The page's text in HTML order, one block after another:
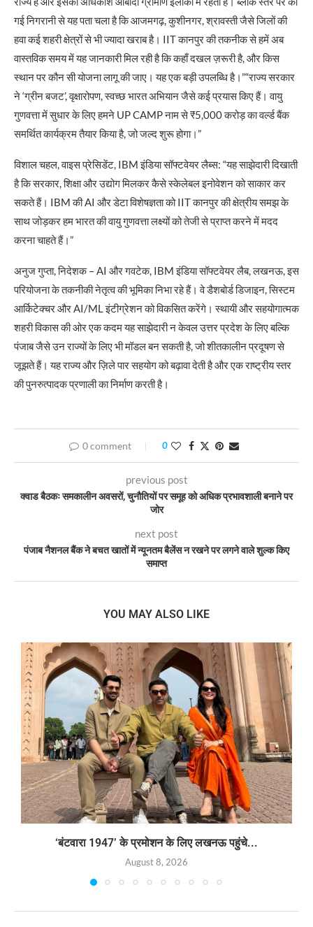
गई निगरानी से यह पता चला है कि आजमगढ़, कुशीनगर, श्रावस्ती जैसे जिलों की
हवा कई शहरी क्षेत्रों से भी ज्यादा खराब है। IIT कानपुर की तकनीक से हमें अब
वास्तविक समय में यह जानकारी मिल रही है कि कहाँ दखल ज़रूरी है, और किस
स्थान पर कौन सी योजना लागू की जाए। यह एक बड़ी उपलब्धि है।”“राज्य सरकार
ने ‘ग्रीन बजट’, वृक्षारोपण, स्वच्छ भारत अभियान जैसे कई प्रयास किए हैं। वायु
गुणवत्ता में सुधार के लिए हमने UP CAMP नाम से ₹5,000 करोड़ का वर्ल्ड बैंक
समर्थित कार्यक्रम तैयार किया है, जो जल्द शुरू होगा।”
विशाल चहल, वाइस प्रेसिडेंट, IBM इंडिया सॉफ्टवेयर लैब्स: “यह साझेदारी दिखाती
है कि सरकार, शिक्षा और उद्योग मिलकर कैसे स्केलेबल इनोवेशन को साकार कर
सकते हैं। IBM की AI और डेटा विशेषज्ञता को IIT कानपुर की क्षेत्रीय समझ के
साथ जोड़कर हम भारत की वायु गुणवत्ता लक्ष्यों को तेजी से प्राप्त करने में मदद
करना चाहते हैं।”
अनुज गुप्ता, निदेशक – AI और गवटेक, IBM इंडिया सॉफ्टवेयर लैब, लखनऊ, इस
परियोजना के तकनीकी नेतृत्व की भूमिका निभा रहे हैं। वे डैशबोर्ड डिजाइन, सिस्टम
आर्किटेक्चर और AI/ML इंटीग्रेशन को विकसित करेंगे। स्थायी और सहयोगात्मक
शहरी विकास की ओर एक कदम यह साझेदारी न केवल उत्तर प्रदेश के लिए बल्कि
पंजाब जैसे उन राज्यों के लिए भी मॉडल बन सकती है, जो शीतकालीन प्रदूषण से
जूझते हैं। यह राज्य और ज़िले पार सहयोग को बढ़ावा देती है और एक राष्ट्रीय स्तर
की पुनरुत्पादक प्रणाली का निर्माण करती है।
0 comment 0
previous post
क्वाड बैठकः समकालीन अवसरों, चुनौतियों पर समूह को अधिक प्रभावशाली बनाने पर
जोर
next post
पंजाब नैशनल बैंक ने बचत खातों में न्यूनतम बैलेंस न रखने पर लगने वाले शुल्क किए
समाप्त
YOU MAY ALSO LIKE
‘बंटवारा 1947’ के प्रमोशन के लिए लखनऊ पहुंचे...
August 8, 2026